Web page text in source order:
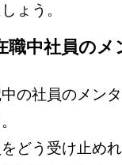
ょう。
職中社員のメ
の社員のメン
どう受け止め